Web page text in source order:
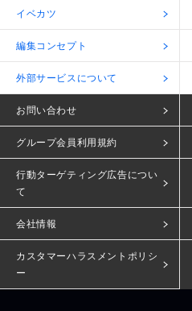
イベカツ
編集コンセプト
外部サービスについて
お問い合わせ
グループ会員利用規約
行動ターゲティング広告につい
て
会社情報
カスタマーハラスメントポリシ
ー